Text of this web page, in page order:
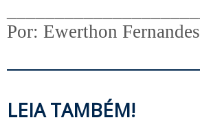
Por: Ewerthon Fernandes
LEIA TAMBÉM!